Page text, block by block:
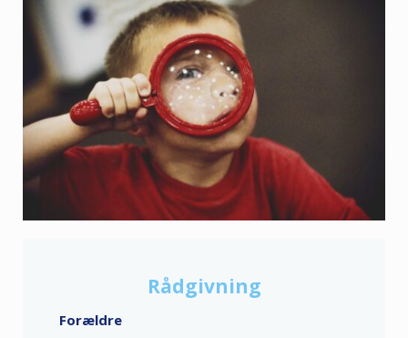
Rådgivning
Forældre